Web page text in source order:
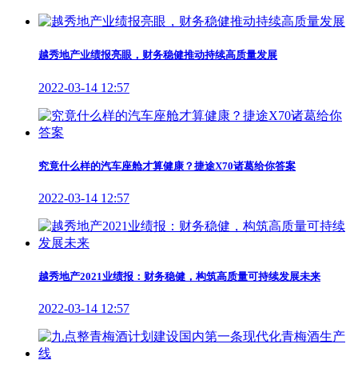
越秀地产业绩报亮眼，财务稳健推动持续高质量发展
2022-03-14 12:57
究竟什么样的汽车座舱才算健康？捷途X70诸葛给你答案
2022-03-14 12:57
越秀地产2021业绩报：财务稳健，构筑高质量可持续发展未来
2022-03-14 12:57